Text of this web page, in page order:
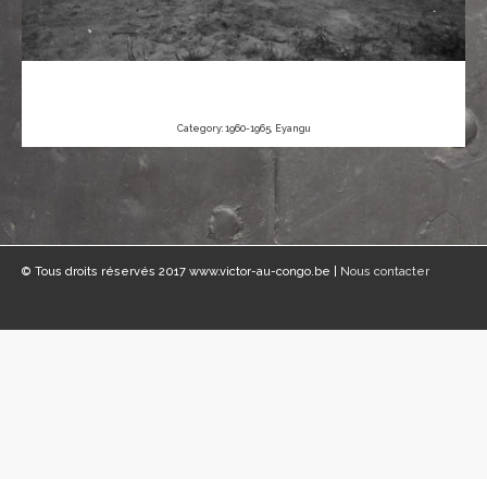
Category: 1960-1965, Eyangu
© Tous droits réservés 2017 www.victor-au-congo.be | Nous contacter